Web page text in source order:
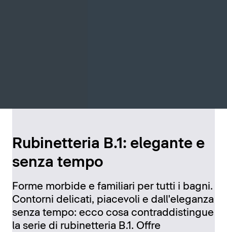
Rubinetteria B.1: elegante e
senza tempo
Forme morbide e familiari per tutti i bagni.
Contorni delicati, piacevoli e dall'eleganza
senza tempo: ecco cosa contraddistingue
la serie di rubinetteria B.1. Offre